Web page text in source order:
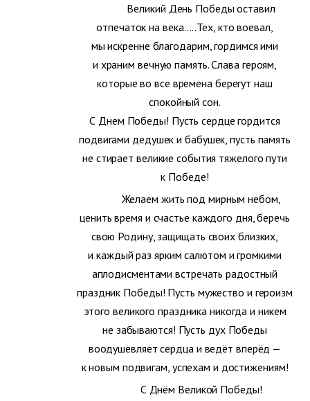
Великий День Победы оставил
отпечаток на века…..Тех, кто воевал,
мы искренне благодарим, гордимся ими
и храним вечную память. Слава героям,
которые во все времена берегут наш
спокойный сон.
С Днем Победы! Пусть сердце гордится
подвигами дедушек и бабушек, пусть память
не стирает великие события тяжелого пути
к Победе!
Желаем жить под мирным небом,
ценить время и счастье каждого дня, беречь
свою Родину, защищать своих близких,
и каждый раз ярким салютом и громкими
аплодисментами встречать радостный
праздник Победы! Пусть мужество и героизм
этого великого праздника никогда и никем
не забываются! Пусть дух Победы
воодушевляет сердца и ведёт вперёд —
к новым подвигам, успехам и достижениям!
С Днём Великой Победы!